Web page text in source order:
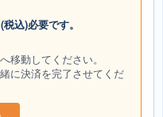
込)必要です。
移動してください。
に決済を完了させてくだ